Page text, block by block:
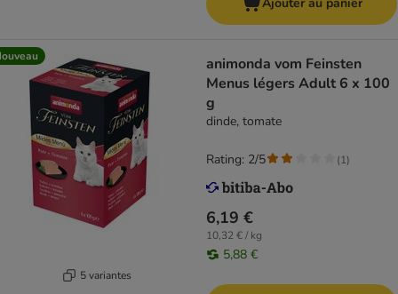
5 variantes
animonda vom Feinsten
Menus légers Adult 6 x 100
g
dinde, tomate
6,19 €
10,32 € / kg
5,88 €
Rating: 2/5 (1)